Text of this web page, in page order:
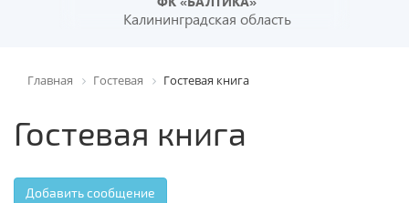
Калининградская область
Главная Гостевая Гостевая книга
Гостевая книга
Добавить сообщение